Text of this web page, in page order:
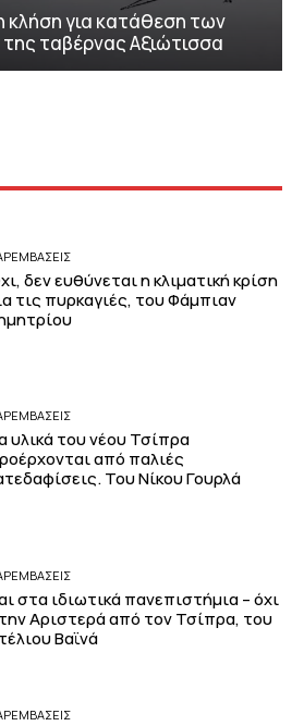
για κατάθεση των
ταβέρνας Αξιώτισσα
δεν ευθύνεται η κλιματική κρίση
τις πυρκαγιές, του Φάμπιαν
υλικά του νέου Τσίπρα
από παλιές
Του Νίκου Γουρλά
στα ιδιωτικά πανεπιστήμια – όχι
Αριστερά από τον Τσίπρα, του
Βαϊνά